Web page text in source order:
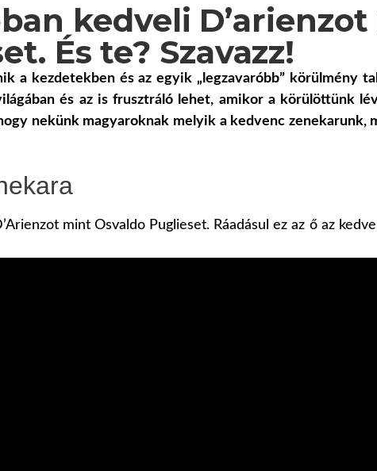
kedveli
És te? Szavazz!
a kezdetekben és az egyik „legzavaróbb” körülmény
és az is frusztráló lehet, amikor a körülöttünk
nekünk magyaroknak melyik a kedvenc zenekarunk,
mint Osvaldo Puglieset. Ráadásul ez az ő az